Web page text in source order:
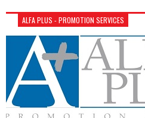
ALFA PLUS - PROMOTION SERVICES